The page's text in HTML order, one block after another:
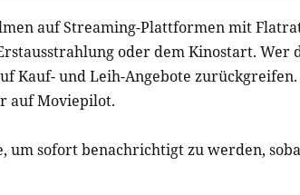
auf Streaming-Plattformen mit
oder dem Kinostart.
Kauf- und Leih-Angebote zurückgreifen.
auf Moviepilot.
um sofort benachrichtigt zu werden,